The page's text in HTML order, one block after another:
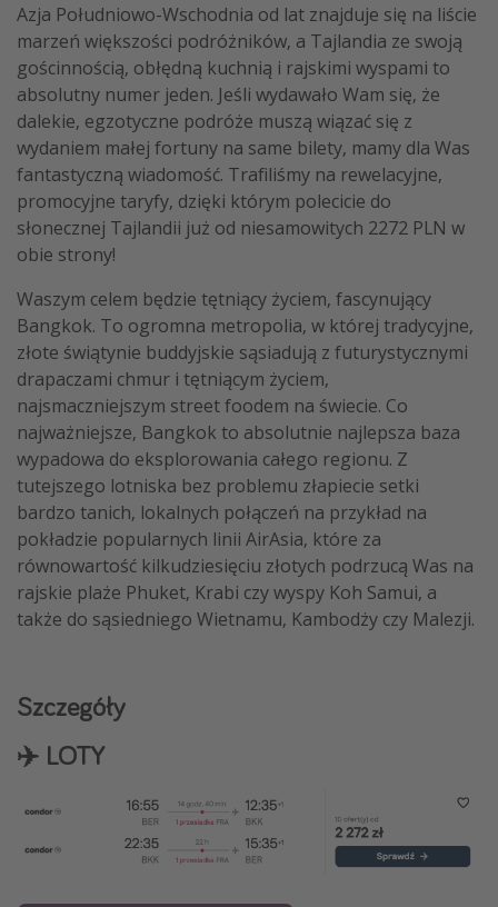
Azja Południowo-Wschodnia od lat znajduje się na liście
marzeń większości podróżników, a Tajlandia ze swoją
gościnnością, obłędną kuchnią i rajskimi wyspami to
absolutny numer jeden. Jeśli wydawało Wam się, że
dalekie, egzotyczne podróże muszą wiązać się z
wydaniem małej fortuny na same bilety, mamy dla Was
fantastyczną wiadomość. Trafiliśmy na rewelacyjne,
promocyjne taryfy, dzięki którym polecicie do
słonecznej Tajlandii już od niesamowitych 2272 PLN w
obie strony!
Waszym celem będzie tętniący życiem, fascynujący
Bangkok. To ogromna metropolia, w której tradycyjne,
złote świątynie buddyjskie sąsiadują z futurystycznymi
drapaczami chmur i tętniącym życiem,
najsmaczniejszym street foodem na świecie. Co
najważniejsze, Bangkok to absolutnie najlepsza baza
wypadowa do eksplorowania całego regionu. Z
tutejszego lotniska bez problemu złapiecie setki
bardzo tanich, lokalnych połączeń na przykład na
pokładzie popularnych linii AirAsia, które za
równowartość kilkudziesięciu złotych podrzucą Was na
rajskie plaże Phuket, Krabi czy wyspy Koh Samui, a
także do sąsiedniego Wietnamu, Kambodży czy Malezji.
Szczegóły
✈️ LOTY